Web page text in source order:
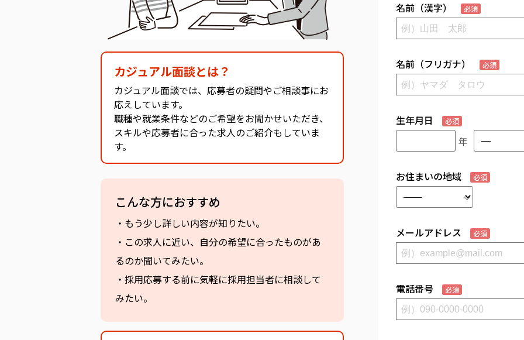
カジュアル面談とは？
カジュアル面談では、応募者の疑問やご相談事にお
応えしています。
職種や就業条件などのご希望をお聞かせいただき、
スキルや応募者に合った求人のご紹介もしていま
す。
こんな方におすすめ
・もう少し詳しい内容が知りたい。
・この求人に近い、自分の希望に合ったものがあ
るのか聞いてみたい。
・採用応募する前に気軽に採用担当者に相談して
みたい。
名前（漢字） 必須
名前（フリガナ） 必須
生年月日 必須
年
お住まいの地域 必須
メールアドレス 必須
電話番号 必須